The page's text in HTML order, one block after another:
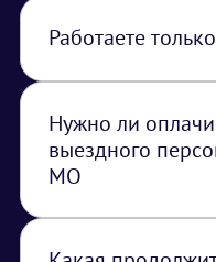
Работаете
стоимость услуги
из Москвы
Нужно ли
выездного
МО
выездного
когда не